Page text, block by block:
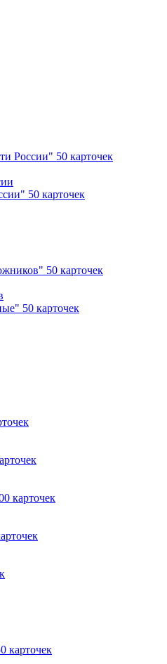
России" 50 карточек
50 карточек
50 карточек
50 карточек
карточек
карточек